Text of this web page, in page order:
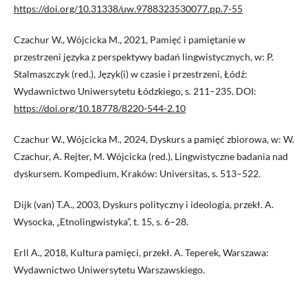
https://doi.org/10.31338/uw.9788323530077.pp.7-55
Czachur W., Wójcicka M., 2021, Pamięć i pamiętanie w
przestrzeni języka z perspektywy badań lingwistycznych, w: P.
Stalmaszczyk (red.), Język(i) w czasie i przestrzeni, Łódź:
Wydawnictwo Uniwersytetu Łódzkiego, s. 211–235. DOI:
https://doi.org/10.18778/8220-544-2.10
Czachur W., Wójcicka M., 2024, Dyskurs a pamięć zbiorowa, w: W.
Czachur, A. Rejter, M. Wójcicka (red.), Lingwistyczne badania nad
dyskursem. Kompedium, Kraków: Universitas, s. 513–522.
Dijk (van) T.A., 2003, Dyskurs polityczny i ideologia, przekł. A.
Wysocka, „Etnolingwistyka”, t. 15, s. 6–28.
Erll A., 2018, Kultura pamięci, przekł. A. Teperek, Warszawa:
Wydawnictwo Uniwersytetu Warszawskiego.